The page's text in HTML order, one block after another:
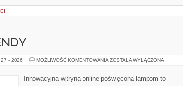
27 - 2026 MOŻLIWOŚĆ KOMENTOWANIA NOWOŚCI
ZOSTAŁA WYŁĄCZONA
Innowacyjna witryna online poświęcona lampom to